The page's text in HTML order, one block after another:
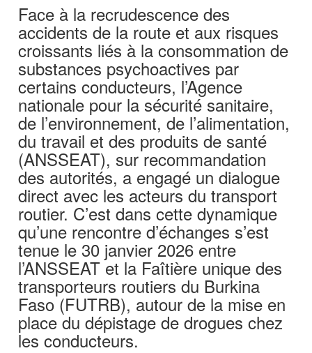
Face à la recrudescence des
accidents de la route et aux risques
croissants liés à la consommation de
substances psychoactives par
certains conducteurs, l’Agence
nationale pour la sécurité sanitaire,
de l’environnement, de l’alimentation,
du travail et des produits de santé
(ANSSEAT), sur recommandation
des autorités, a engagé un dialogue
direct avec les acteurs du transport
routier. C’est dans cette dynamique
qu’une rencontre d’échanges s’est
tenue le 30 janvier 2026 entre
l’ANSSEAT et la Faîtière unique des
transporteurs routiers du Burkina
Faso (FUTRB), autour de la mise en
place du dépistage de drogues chez
les conducteurs.